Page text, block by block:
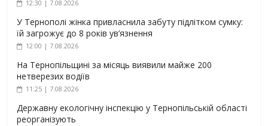
12:30 | 7.08.2026
У Тернополі жінка привласнила забуту підлітком сумку:
їй загрожує до 8 років ув’язнення
12:00 | 7.08.2026
На Тернопільщині за місяць виявили майже 200
нетверезих водіїв
11:25 | 7.08.2026
Державну екологічну інспекцію у Тернопільській області
реорганізують